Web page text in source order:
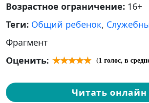
Возрастное ограничение: 16+
Теги: Общий ребенок,
Фрагмент
Оценить:
(1 голос, в
Читать онлайн